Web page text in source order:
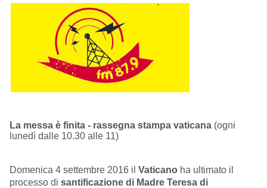
La messa è finita - rassegna stampa vaticana (ogni
lunedì dalle 10.30 alle 11)
Domenica 4 settembre 2016 il Vaticano ha ultimato il
processo di santificazione di Madre Teresa di